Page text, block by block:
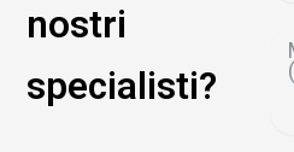
nostri
specialisti?